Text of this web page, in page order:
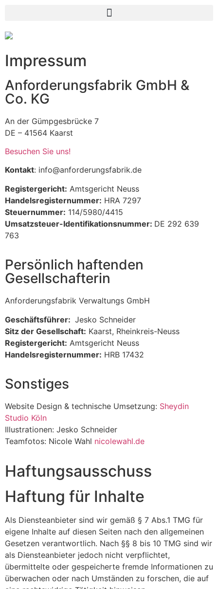
Impressum
Anforderungsfabrik GmbH &
Co. KG
An der Gümpgesbrücke 7
DE – 41564 Kaarst
Besuchen Sie uns!
Kontakt: info@anforderungsfabrik.de
Registergericht: Amtsgericht Neuss
Handelsregisternummer: HRA 7297
Steuernummer: 114/5980/4415
Umsatzsteuer-Identifikationsnummer: DE 292 639
763
Persönlich haftenden
Gesellschafterin
Anforderungsfabrik Verwaltungs GmbH
Geschäftsführer: Jesko Schneider
Sitz der Gesellschaft: Kaarst, Rheinkreis-Neuss
Registergericht: Amtsgericht Neuss
Handelsregisternummer: HRB 17432
Sonstiges
Website Design & technische Umsetzung: Sheydin
Studio Köln
Illustrationen: Jesko Schneider
Teamfotos: Nicole Wahl nicolewahl.de
Haftungsausschuss
Haftung für Inhalte
Als Diensteanbieter sind wir gemäß § 7 Abs.1 TMG für
eigene Inhalte auf diesen Seiten nach den allgemeinen
Gesetzen verantwortlich. Nach §§ 8 bis 10 TMG sind wir
als Diensteanbieter jedoch nicht verpflichtet,
übermittelte oder gespeicherte fremde Informationen zu
überwachen oder nach Umständen zu forschen, die auf